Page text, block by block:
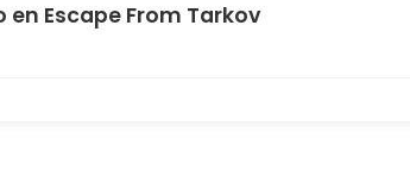
en Escape From Tarkov